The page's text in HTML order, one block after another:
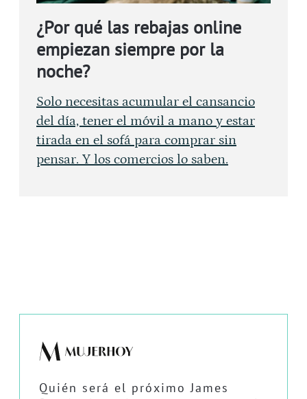
¿Por qué las rebajas online
empiezan siempre por la
noche?
Solo necesitas acumular el cansancio
del día, tener el móvil a mano y estar
tirada en el sofá para comprar sin
pensar. Y los comercios lo saben.
Quién será el próximo James